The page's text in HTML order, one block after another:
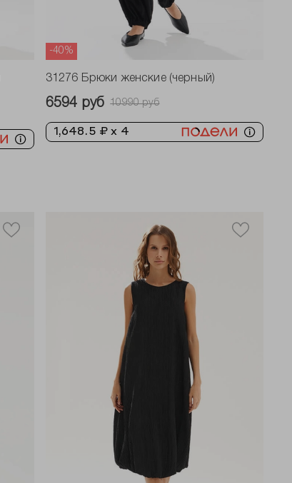
-40%
31276 Брюки женские (черный)
6594 руб 10990 руб
1,648.5 ₽ x 4